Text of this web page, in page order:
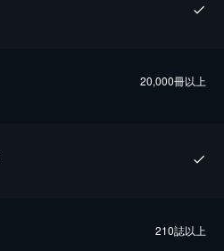
20,000冊以上
210誌以上